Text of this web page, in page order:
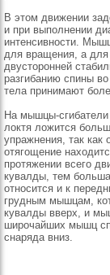
В этом движении
и при выполнении
интенсивности.
для вращения, а для
двусторонней
разгибанию спины
тела принимают
На мышцы-сгибатели
локтя ложится
упражнения, так как
отягощение
протяжении всего
кувалды, тем
относится и к
грудным мышцам,
кувалды вверх, и
широчайших мышц
снаряда вниз.